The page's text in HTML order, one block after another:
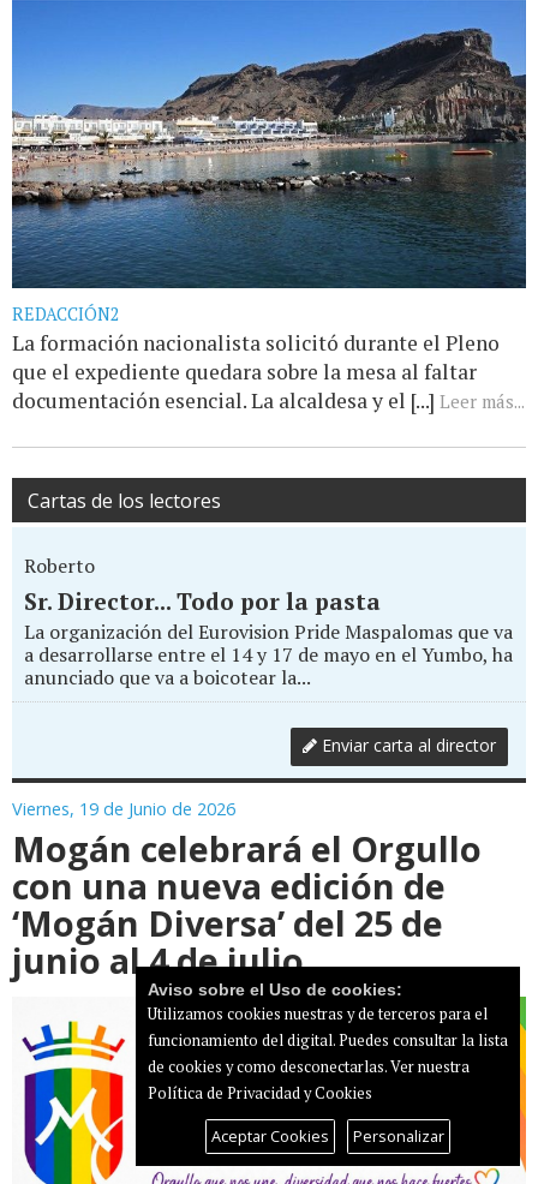
REDACCIÓN2
La formación nacionalista solicitó durante el Pleno
que el expediente quedara sobre la mesa al faltar
documentación esencial. La alcaldesa y el [...] Leer más...
Cartas de los lectores
Roberto
Sr. Director... Todo por la pasta
La organización del Eurovision Pride Maspalomas que va
a desarrollarse entre el 14 y 17 de mayo en el Yumbo, ha
anunciado que va a boicotear la...
Enviar carta al director
Viernes, 19 de Junio de 2026
Mogán celebrará el Orgullo
con una nueva edición de
‘Mogán Diversa’ del 25 de
junio al 4 de julio
Aviso sobre el Uso de cookies:
Utilizamos cookies nuestras y de terceros para el
funcionamiento del digital. Puedes consultar la lista
de cookies y como desconectarlas.Ver nuestra
Política de Privacidad y Cookies
Aceptar Cookies Personalizar